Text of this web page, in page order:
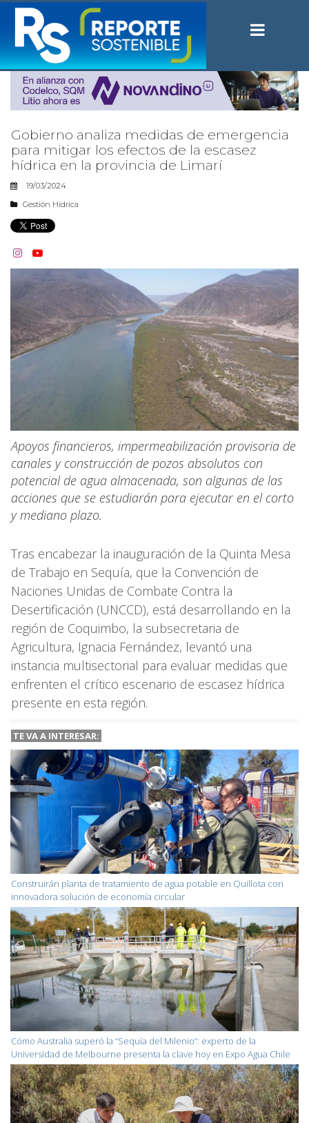
Gobierno analiza medidas de emergencia
para mitigar los efectos de la escasez
hídrica en la provincia de Limarí
19/03/2024
Gestión Hídrica
 
Apoyos financieros, impermeabilización provisoria de
canales y construcción de pozos absolutos con
potencial de agua almacenada, son algunas de las
acciones que se estudiarán para ejecutar en el corto
y mediano plazo.
Tras encabezar la inauguración de la Quinta Mesa
de Trabajo en Sequía, que la Convención de
Naciones Unidas de Combate Contra la
Desertificación (UNCCD), está desarrollando en la
región de Coquimbo, la subsecretaria de
Agricultura, Ignacia Fernández, levantó una
instancia multisectorial para evaluar medidas que
enfrenten el crítico escenario de escasez hídrica
presente en esta región.
TE VA A INTERESAR:
Construirán planta de tratamiento de agua potable en Quillota con
innovadora solución de economía circular
Cómo Australia superó la “Sequía del Milenio”: experto de la
Universidad de Melbourne presenta la clave hoy en Expo Agua Chile